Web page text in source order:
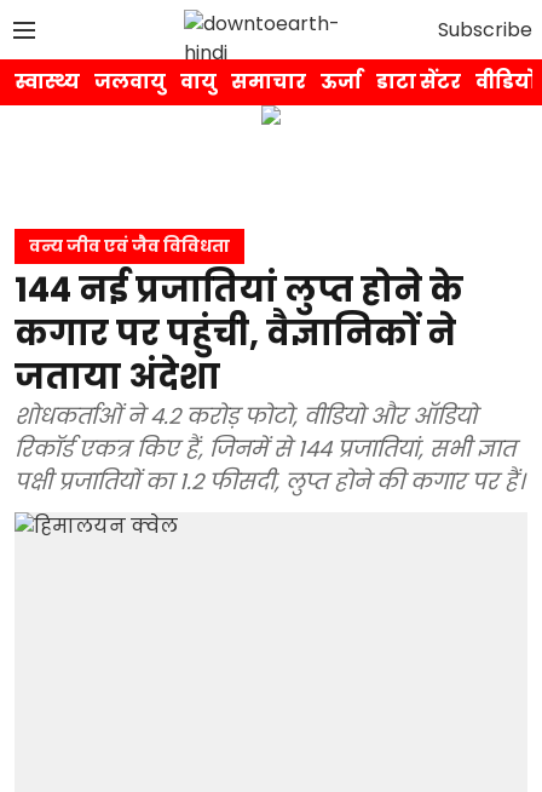
Subscribe
स्वास्थ्य जलवायु वायु समाचार ऊर्जा डाटा सेंटर वीडियो
वन्य जीव एवं जैव विविधता
144 नई प्रजातियां लुप्त होने के
कगार पर पहुंची, वैज्ञानिकों ने
जताया अंदेशा
शोधकर्ताओं ने 4.2 करोड़ फोटो, वीडियो और ऑडियो
रिकॉर्ड एकत्र किए हैं, जिनमें से 144 प्रजातियां, सभी ज्ञात
पक्षी प्रजातियों का 1.2 फीसदी, लुप्त होने की कगार पर हैं।